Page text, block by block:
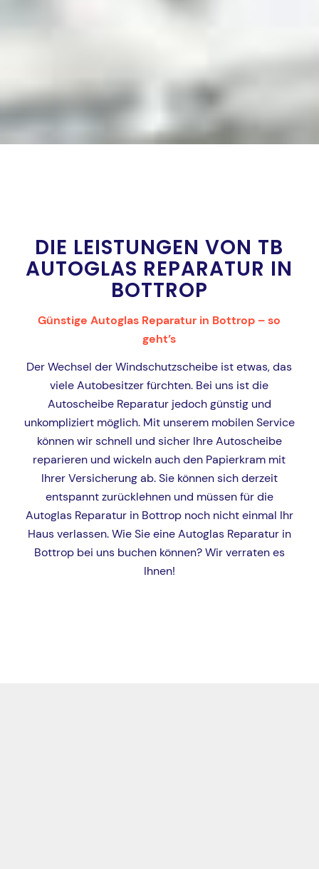
DIE LEISTUNGEN VON TB
AUTOGLAS REPARATUR IN
BOTTROP
Günstige Autoglas Reparatur in Bottrop – so
geht’s
Der Wechsel der Windschutzscheibe ist etwas, das
viele Autobesitzer fürchten. Bei uns ist die
Autoscheibe Reparatur jedoch günstig und
unkompliziert möglich. Mit unserem mobilen Service
können wir schnell und sicher Ihre Autoscheibe
reparieren und wickeln auch den Papierkram mit
Ihrer Versicherung ab. Sie können sich derzeit
entspannt zurücklehnen und müssen für die
Autoglas Reparatur in Bottrop noch nicht einmal Ihr
Haus verlassen. Wie Sie eine Autoglas Reparatur in
Bottrop bei uns buchen können? Wir verraten es
Ihnen!